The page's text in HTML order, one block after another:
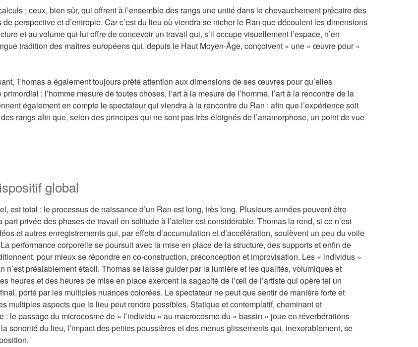
: ceux, bien sûr, qui offrent à l’ensemble des rangs une unité dans le chevauchement précaire des
perspective et d’entropie. Car c’est du lieu où viendra se nicher le Ran que découlent les dimensions
et au volume qui lui offre de concevoir un travail qui, s’il occupe visuellement l’espace, n’en
tradition des maîtres européens qui, depuis le Haut Moyen-Âge, conçoivent « une » œuvre pour «
Thomas a également toujours prêté attention aux dimensions de ses œuvres pour qu’elles
: l’homme mesure de toutes choses, l’art à la mesure de l’homme, l’art à la rencontre de la
également en compte le spectateur qui viendra à la rencontre du Ran : afin que l’expérience soit
rangs afin que, selon des principes qui ne sont pas très éloignés de l’anamorphose, un point de vue
global
est total : le processus de naissance d’un Ran est long, très long. Plusieurs années peuvent être
privée des phases de travail en solitude à l’atelier est considérable. Thomas la rend, si ce n’est
et autres enregistrements qui, par effets d’accumulation et d’accélération, soulèvent un peu du voile
performance corporelle se poursuit avec la mise en place de la structure, des supports et enfin de
pour mieux se répondre en co-construction, préconception et improvisation. Les « individus »
préalablement établi. Thomas se laisse guider par la lumière et les qualités, volumiques et
heures et des heures de mise en place exercent la sagacité de lʼœil de l’artiste qui opère tel un
porté par les multiples nuances colorées. Le spectateur ne peut que sentir de manière forte et
multiples aspects que le lieu peut rendre possibles. Statique et contemplatif, cheminant et
le passage du microcosme de « l’individu » au macrocosme du « bassin » joue en réverbérations
sonorité du lieu, l’impact des petites poussières et des menus glissements qui, inexorablement, se